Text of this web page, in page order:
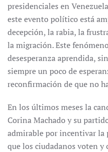
presidenciales en
este evento político está
decepción, la rabia, la
la migración. Este
desesperanza aprendida,
siempre un poco de
reconfirmación de que no
En los últimos meses la
Corina Machado y su
admirable por incentivar la
que los ciudadanos voten